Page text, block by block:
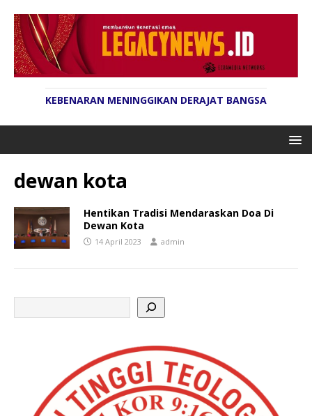
KEBENARAN MENINGGIKAN DERAJAT BANGSA
dewan kota
Hentikan Tradisi Mendaraskan Doa Di
Dewan Kota
14 April 2023 admin